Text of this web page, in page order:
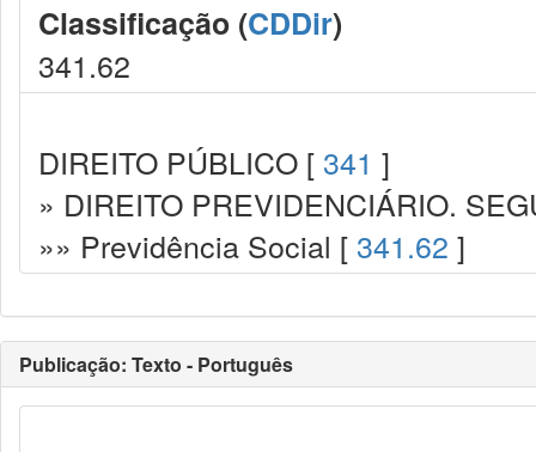
Classificação (CDDir)
341.62
DIREITO PÚBLICO [ 341 ]
» DIREITO PREVIDENCIÁRIO.
»» Previdência Social [ 341.62 ]
Publicação: Texto - Português